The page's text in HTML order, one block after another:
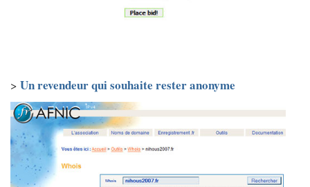
> Un revendeur qui souhaite rester anonyme